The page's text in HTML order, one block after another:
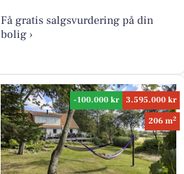
Få gratis salgsvurdering på din
bolig ›
-100.000 kr
3.595.000 kr
206 m2